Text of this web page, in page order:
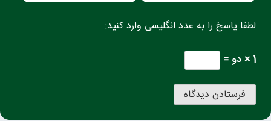
لطفا پاسخ را به عدد انگلیسی وارد کنید:
1 × دو =